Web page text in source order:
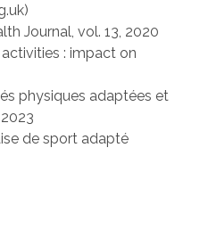
Journal, vol. 13, 2020
: impact on
physiques adaptées et
de sport adapté